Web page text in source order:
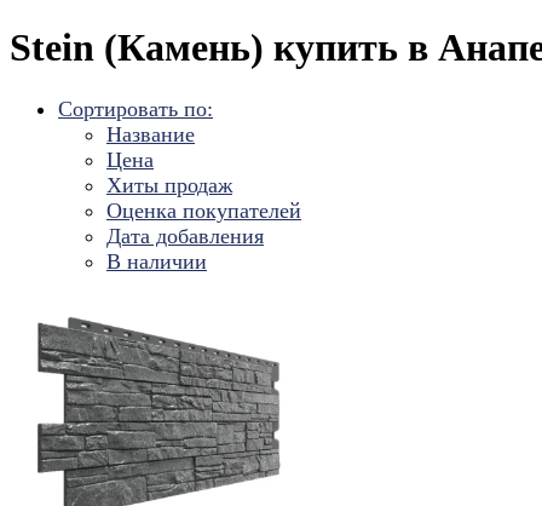
Stein (Камень) купить в
Сортировать по:
Название
Цена
Хиты продаж
Оценка покупателей
Дата добавления
В наличии